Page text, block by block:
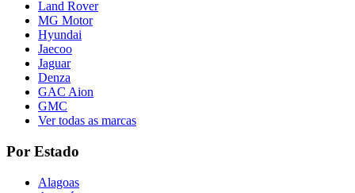
Land Rover
MG Motor
Hyundai
Jaecoo
Jaguar
Denza
GAC Aion
GMC
Ver todas as marcas
Por Estado
Alagoas